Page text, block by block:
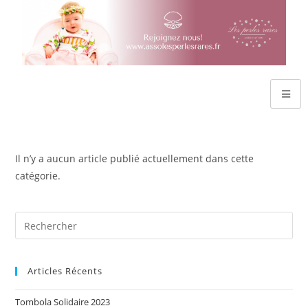
Il n’y a aucun article publié actuellement dans cette
catégorie.
Articles Récents
Tombola Solidaire 2023